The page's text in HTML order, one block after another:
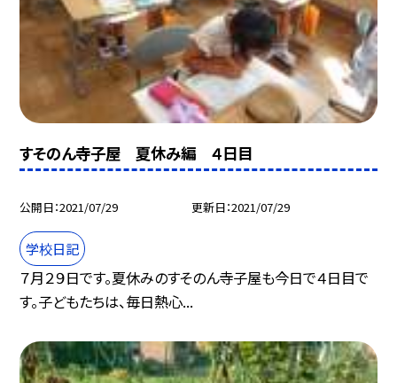
すそのん寺子屋 夏休み編 ４日目
公開日 2021/07/29 更新日 2021/07/29
学校日記
７月２９日です。夏休みのすそのん寺子屋も今日で４日目で
す。子どもたちは、毎日熱心...